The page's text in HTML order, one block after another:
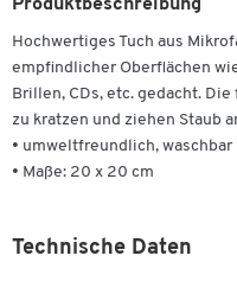
Produktbeschreibung
Hochwertiges Tuch aus
empfindlicher Oberflächen
Brillen, CDs, etc. gedacht.
zu kratzen und ziehen Staub
• umweltfreundlich, waschbar
• Maße: 20 x 20 cm
Technische Daten